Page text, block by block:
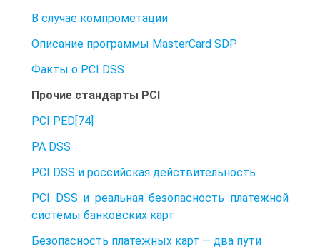
В случае компрометации
Описание программы MasterCard SDP
Факты о PCI DSS
Прочие стандарты PCI
PCI PED[74]
PA DSS
PCI DSS и российская действительность
PCI DSS и реальная безопасность платежной
системы банковских карт
Безопасность платежных карт — два пути